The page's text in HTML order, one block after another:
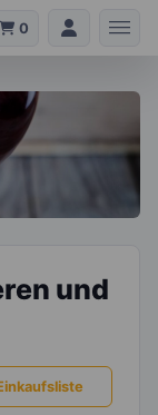
0
und